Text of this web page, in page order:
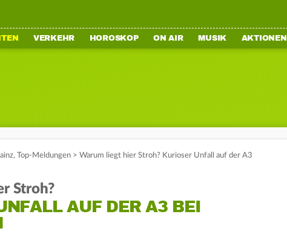
VERKEHR HOROSKOP ON AIR MUSIK AKTIONEN
, Top-Meldungen > Warum liegt hier Stroh? Kurioser Unfall auf der A3
Stroh?
AUF DER A3 BEI